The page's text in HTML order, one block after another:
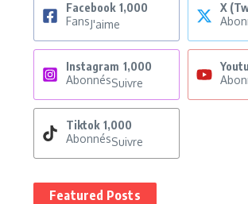
Facebook 1,000
FansJ'aime
X
Instagram 1,000
AbonnésSuivre
Tiktok 1,000
AbonnésSuivre
Featured Posts